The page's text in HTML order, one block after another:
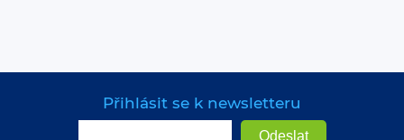
Přihlásit se k newsletteru